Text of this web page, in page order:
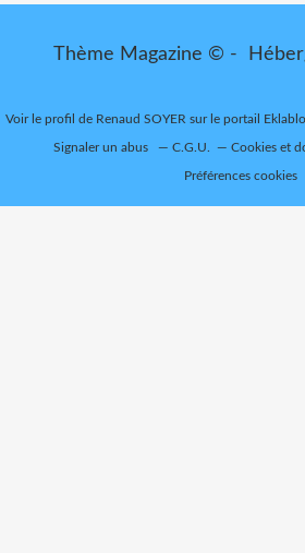
Thème Magazine © -
Voir le profil de Renaud SOYER sur le portail
Signaler un abus C.G.U. Cookies et
Préférences cookies